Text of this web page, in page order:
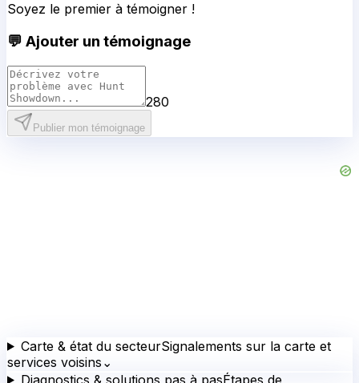
Soyez le premier à témoigner !
💬 Ajouter un témoignage
280
Publier mon témoignage
Carte & état du secteurSignalements sur la carte et
services voisins ⌄
Diagnostics & solutions pas à pasÉtapes de